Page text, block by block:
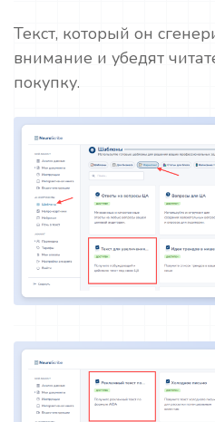
Текст, который он
внимание и убедят
покупку.